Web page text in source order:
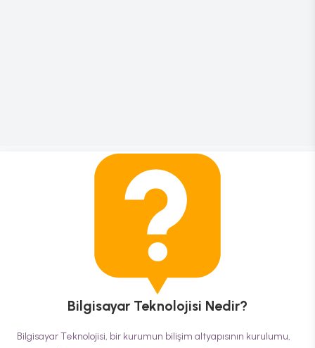
Bilgisayar Teknolojisi Nedir?
Bilgisayar Teknolojisi, bir kurumun bilişim altyapısının kurulumu,